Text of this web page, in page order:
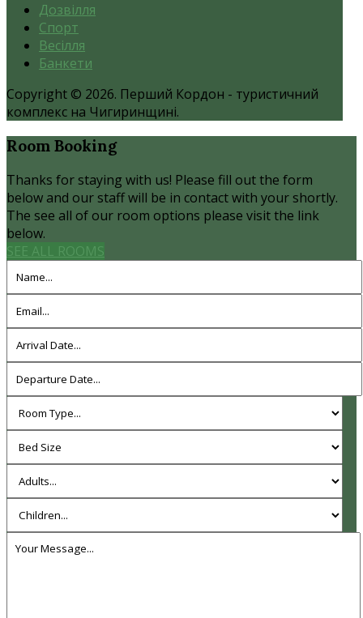
Дозвілля
Спорт
Весілля
Банкети
Copyright © 2026. Перший Кордон - туристичний
комплекс на Чигиринщині.
Room Booking
Thanks for staying with us! Please fill out the form
below and our staff will be in contact with your shortly.
The see all of our room options please visit the link
below.
SEE ALL ROOMS